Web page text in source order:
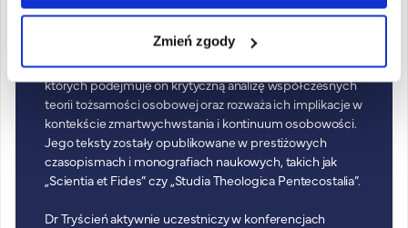
Zmień zgody
Publikacje naukowe dr. Tryścienia obejmują m.in.
artykuły i rozdziały w monografiach naukowych, w
których podejmuje on krytyczną analizę współczesnych
teorii tożsamości osobowej oraz rozważa ich implikacje w
kontekście zmartwychwstania i kontinuum osobowości.
Jego teksty zostały opublikowane w prestiżowych
czasopismach i monografiach naukowych, takich jak
„Scientia et Fides” czy „Studia Theologica Pentecostalia”.
Dr Tryścień aktywnie uczestniczy w konferencjach